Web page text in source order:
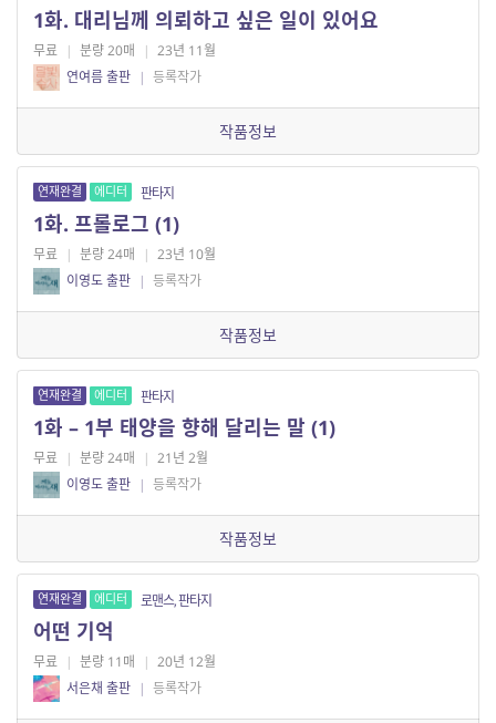
1화. 대리님께 의뢰하고 싶은 일이 있어요
무료 | 분량 20매 | 23년 11월
연여름 출판 | 등록작가
작품정보
연재완결 에디터 판타지
1화. 프롤로그 (1)
무료 | 분량 24매 | 23년 10월
이영도 출판 | 등록작가
작품정보
연재완결 에디터 판타지
1화 – 1부 태양을 향해 달리는 말 (1)
무료 | 분량 24매 | 21년 2월
이영도 출판 | 등록작가
작품정보
연재완결 에디터 로맨스, 판타지
어떤 기억
무료 | 분량 11매 | 20년 12월
서은채 출판 | 등록작가